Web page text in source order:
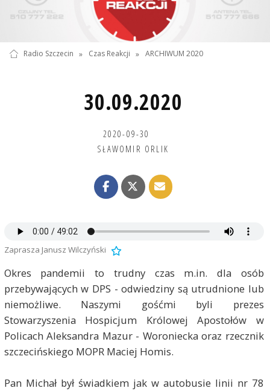
Radio Szczecin » Czas Reakcji » ARCHIWUM 2020
30.09.2020
2020-09-30
SŁAWOMIR ORLIK
Zaprasza Janusz Wilczyński
Okres pandemii to trudny czas m.in. dla osób
przebywających w DPS - odwiedziny są utrudnione lub
niemożliwe. Naszymi gośćmi byli prezes
Stowarzyszenia Hospicjum Królowej Apostołów w
Policach Aleksandra Mazur - Woroniecka oraz rzecznik
szczecińskiego MOPR Maciej Homis.
Pan Michał był świadkiem jak w autobusie linii nr 78